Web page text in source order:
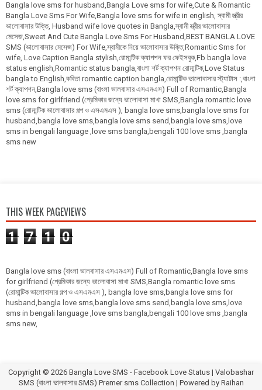
Bangla love sms for husband,Bangla Love sms for wife,Cute & Romantic
Bangla Love Sms For Wife,Bangla love sms for wife in english, স্বামী স্ত্রীর
ভালোবাসার উক্তি, Husband wife love quotes in Bangla,স্বামী স্ত্রীর ভালোবাসার
মেসেজ,Sweet And Cute Bangla Love Sms For Husband,BEST BANGLA LOVE
SMS (ভালোবাসার মেসেজ) For Wife,স্বামীকে নিয়ে ভালোবাসার উক্তি,Romantic Sms for
wife, Love Caption Bangla stylish,রোমান্টিক ক্যাপশন ফর ফেইসবুক,Fb bangla love
status english,Romantic status bangla,বাংলা শর্ট ক্যাপশন রোমান্টিক,Love Status
bangla to English,কবিতা romantic caption bangla,রোমান্টিক ভালোবাসার স্ট্যাটাস :,বাংলা
শর্ট ক্যাপশন,Bangla love sms (বাংলা ভালবাসার এসএমএস) Full of Romantic,Bangla
love sms for girlfriend (প্রেমিকার জন্যে ভালোবাসা মাখা SMS,Bangla romantic love
sms (রোমান্টিক ভালোবাসার গল্প ও এসএমএস ), bangla love sms,bangla love sms for
husband,bangla love sms,bangla love sms send,bangla love sms,love
sms in bengali language ,love sms bangla,bengali 100 love sms ,bangla
sms new
THIS WEEK PAGEVIEWS
1 7 1 0
Bangla love sms (বাংলা ভালবাসার এসএমএস) Full of Romantic,Bangla love sms
for girlfriend (প্রেমিকার জন্যে ভালোবাসা মাখা SMS,Bangla romantic love sms
(রোমান্টিক ভালোবাসার গল্প ও এসএমএস ), bangla love sms,bangla love sms for
husband,bangla love sms,bangla love sms send,bangla love sms,love
sms in bengali language ,love sms bangla,bengali 100 love sms ,bangla
sms new,
Copyright © 2026 Bangla Love SMS - Facebook Love Status | Valobashar
SMS (বাংলা ভালবাসার SMS) Premer sms Collection | Powered by Raihan